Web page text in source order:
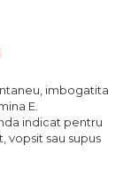
imbogatita
E.
indicat pentru
vopsit sau supus